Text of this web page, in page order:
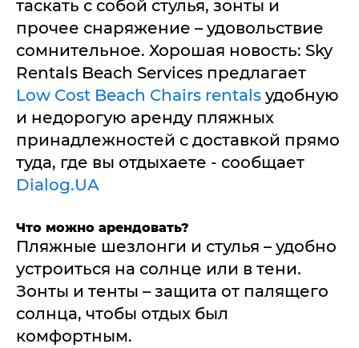
таскать с собой стулья, зонты и
прочее снаряжение – удовольствие
сомнительное. Хорошая новость: Sky
Rentals Beach Services предлагает
Low Cost Beach Chairs rentals удобную
и недорогую аренду пляжных
принадлежностей с доставкой прямо
туда, где вы отдыхаете - сообщает
Dialog.UA
Что можно арендовать?
Пляжные шезлонги и стулья – удобно
устроиться на солнце или в тени.
Зонты и тенты – защита от палящего
солнца, чтобы отдых был
комфортным.